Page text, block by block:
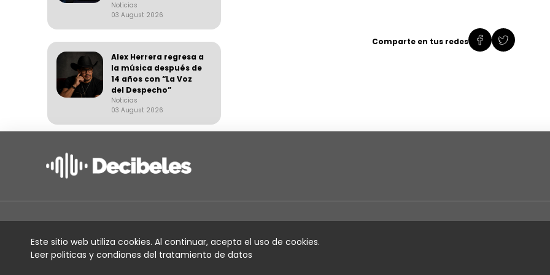
Noticias
03 August 2026
Alex Herrera regresa a
la música después de
14 años con “La Voz
del Despecho”
Noticias
03 August 2026
Willy García y más
Noticias
Colombia con
presentaciones en
Comparte en tus redes
Servicios Directorios
Este sitio web utiliza cookies. Al continuar, acepta el uso de cookies.
Leer politicas y condiones del tratamiento de datos